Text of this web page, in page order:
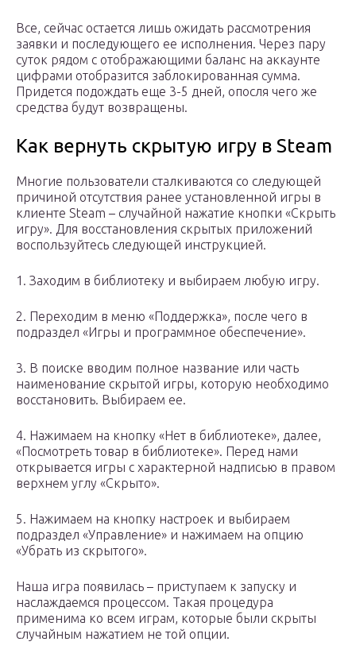
Все, сейчас остается лишь ожидать рассмотрения
заявки и последующего ее исполнения. Через пару
суток рядом с отображающими баланс на аккаунте
цифрами отобразится заблокированная сумма.
Придется подождать еще 3-5 дней, опосля чего же
средства будут возвращены.
Как вернуть скрытую игру в Steam
Многие пользователи сталкиваются со следующей
причиной отсутствия ранее установленной игры в
клиенте Steam – случайной нажатие кнопки «Скрыть
игру». Для восстановления скрытых приложений
воспользуйтесь следующей инструкцией.
1. Заходим в библиотеку и выбираем любую игру.
2. Переходим в меню «Поддержка», после чего в
подраздел «Игры и программное обеспечение».
3. В поиске вводим полное название или часть
наименование скрытой игры, которую необходимо
восстановить. Выбираем ее.
4. Нажимаем на кнопку «Нет в библиотеке», далее,
«Посмотреть товар в библиотеке». Перед нами
открывается игры с характерной надписью в правом
верхнем углу «Скрыто».
5. Нажимаем на кнопку настроек и выбираем
подраздел «Управление» и нажимаем на опцию
«Убрать из скрытого».
Наша игра появилась – приступаем к запуску и
наслаждаемся процессом. Такая процедура
применима ко всем играм, которые были скрыты
случайным нажатием не той опции.